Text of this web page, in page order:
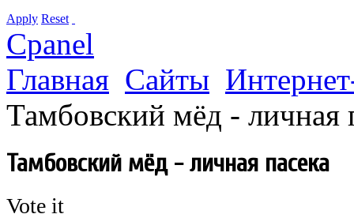
Apply Reset
Cpanel
Главная Сайты
Тамбовский мёд - личная
Тамбовский мёд - личная пасека
Vote it